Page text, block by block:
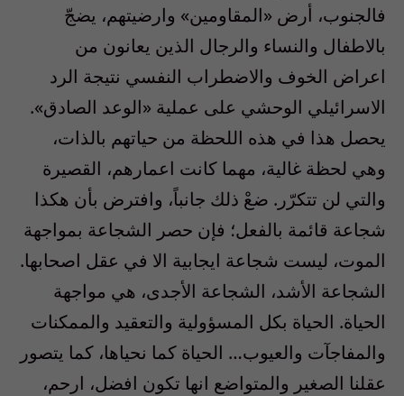
فالجنوب، أرض «المقاومين» وارضيتهم، يضجّ
بالاطفال والنساء والرجال الذين يعانون من
اعراض الخوف والاضطراب النفسي نتيجة الرد
الاسرائيلي الوحشي على عملية «الوعد الصادق».
يحصل هذا في هذه اللحظة من حياتهم بالذات،
وهي لحظة غالية، مهما كانت اعمارهم، القصيرة
والتي لن تتكرّر. ضعْ ذلك جانباً، وافترض بأن هكذا
شجاعة قائمة بالفعل؛ فإن حصر الشجاعة بمواجهة
الموت، ليست شجاعة ايجابية الا في عقل اصحابها.
الشجاعة الأشد، الشجاعة الأجدى، هي مواجهة
الحياة. الحياة بكل المسؤولية والتعقيد والممكنات
والمفاجآت والعيوب… الحياة كما نحياها، كما يتصور
عقلنا الصغير والمتواضع انها تكون افضل، ارحم،